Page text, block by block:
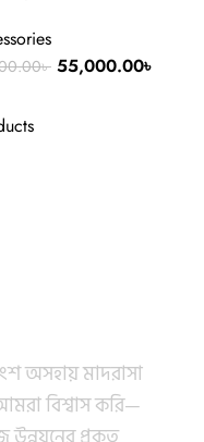
৳ 55,000.00৳
অসহায় মাদরাসা
বিশ্বাস করি—